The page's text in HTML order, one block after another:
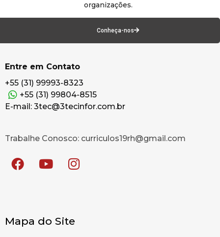
organizações.
Conheça-nos
Entre em Contato
+55 (31) 99993-8323
+55 (31) 99804-8515
E-mail: 3tec@3tecinfor.com.br
Trabalhe Conosco: curriculos19rh@gmail.com
Mapa do Site